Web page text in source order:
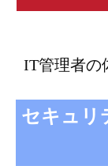
IT管理者の
セキュリ